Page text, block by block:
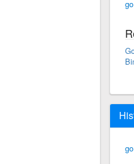
go